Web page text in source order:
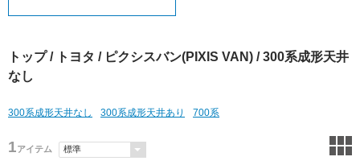
トップ/ トヨタ / ピクシスバン(PIXIS VAN) / 300系成形天井
なし
300系成形天井なし 300系成形天井あり 700系
1アイテム